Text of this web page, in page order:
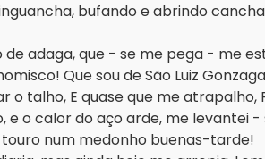
bufando e abrindo
adaga, que - se me pega - me
Que sou de São Luiz
o talho, E quase que me atrapalho,
e o calor do aço arde, me levantei
num medonho buenas-tarde!